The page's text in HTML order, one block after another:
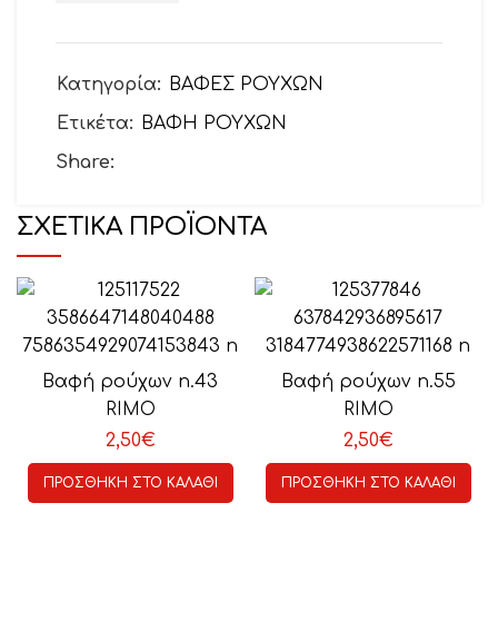
Κατηγορία:
ΒΑΦΕΣ ΡΟΥΧΩΝ
Ετικέτα:
ΒΑΦΗ ΡΟΥΧΩΝ
Share:
ΣΧΕΤΙΚΆ ΠΡΟΪΌΝΤΑ
Βαφή ρούχων n.43
Θαλασσί
RIMO
2,50€
ΠΡΟΣΘΉΚΗ ΣΤΟ ΚΑΛΆΘΙ
Βαφή ρούχων n.55
Μαύρο μπλε
RIMO
2,50€
ΠΡΟΣΘΉΚΗ ΣΤΟ ΚΑΛΆΘΙ